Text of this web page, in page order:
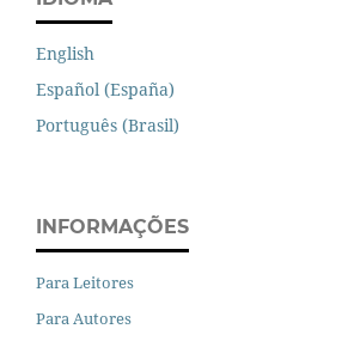
English
Español (España)
Português (Brasil)
INFORMAÇÕES
Para Leitores
Para Autores